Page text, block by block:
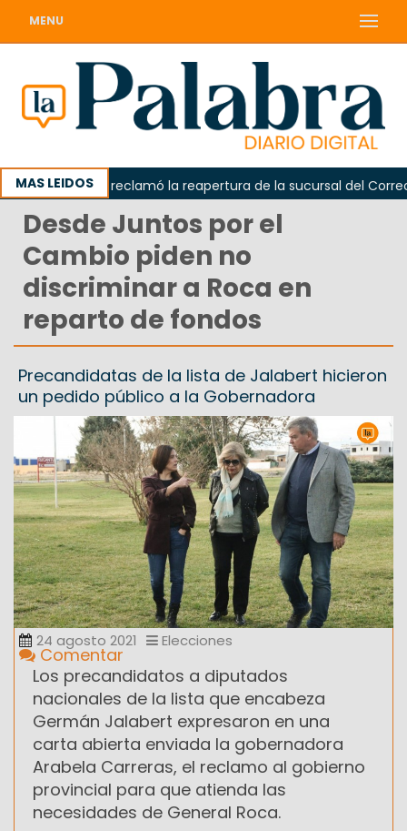
MENU
MAS LEIDOS
Odarda reclamó la reapertura de la sucursal del Correo
Desde Juntos por el
Cambio piden no
discriminar a Roca en
reparto de fondos
Precandidatas de la lista de Jalabert hicieron
un pedido público a la Gobernadora
24 agosto 2021 Elecciones
Comentar
Los precandidatos a diputados
nacionales de la lista que encabeza
Germán Jalabert expresaron en una
carta abierta enviada la gobernadora
Arabela Carreras, el reclamo al gobierno
provincial para que atienda las
necesidades de General Roca.